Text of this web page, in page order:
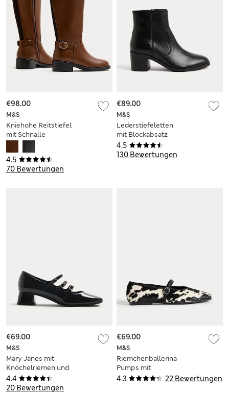
4.5
70 Bewertungen
M&S
Kniehohe Reitstiefel
mit Schnalle
€98.00
4.5
130 Bewertungen
M&S
Lederstiefeletten
mit Blockabsatz
€89.00
4.4
20 Bewertungen
M&S
Mary Janes mit
Knöchelriemen und
Blockabsatz
€69.00
4.3 22 Bewertungen
M&S
Riemchenballerina-
Pumps mit
Animalprint
€69.00